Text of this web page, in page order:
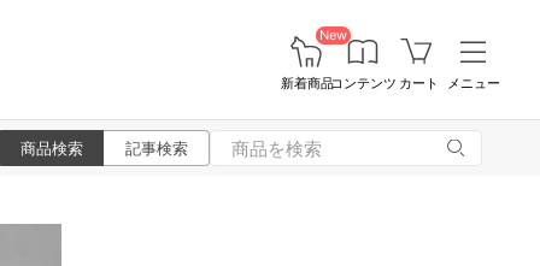
New
新着商品コンテンツ カート メニュー
商品検索 記事検索